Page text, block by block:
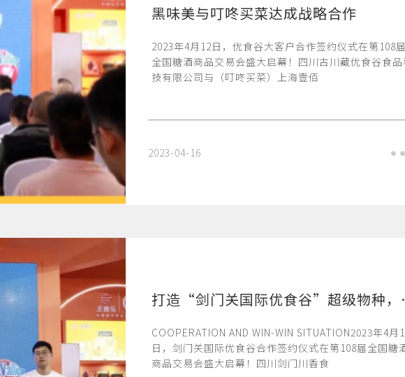
黑味美与叮咚买菜达成战略合作
2023年4月12日，优食谷大客户合作签约仪式在第108
全国糖酒商品交易会盛大启幕！四川古川藏优食谷食
技有限公司与（叮咚买菜）上海壹佰
2023-04-16
打造“剑
COOPERATION AND WIN-WIN SITUATION2023年4月
日，剑门关国际优食谷合作签约仪式在第108届全国糖
商品交易会盛大启幕！四川剑门川香食